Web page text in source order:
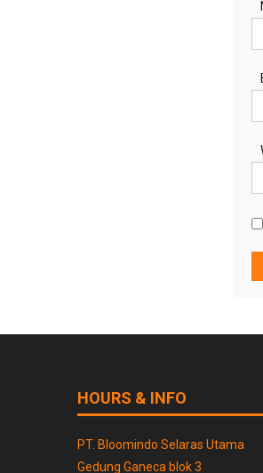
HOURS & INFO
PT. Bloomindo Selaras Utama
Gedung Ganeca blok 3